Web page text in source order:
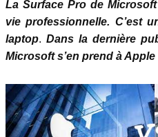
La Surface Pro de
vie professionnelle. C’est
laptop. Dans la dernière
Microsoft s’en prend à